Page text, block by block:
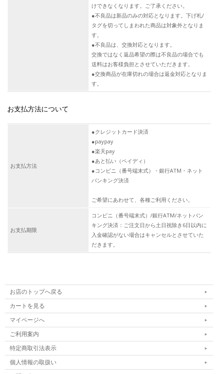
けできなくなります。ご了承ください。
●不良品は新品のみの対応となります。下げ札/
タグを切ってしまわれた商品は対象外となりま
す。
●不良品は、交換対応となります。
交換ではなく返品希望の際は不良品の場合でも
送料はお客様負担とさせていただきます。
●交換商品が在庫切れの場合は返金対応となりま
す。
お支払方法について
お支払方法
●クレジットカード決済
●paypay
●楽天pay
●あと払い（ペイディ）
●コンビニ（番号端末式）・銀行ATM・ネット
バンキング決済
ご希望にあわせて、各種ご利用ください。
お支払期限
コンビニ（番号端末式）/銀行ATM/ネットバン
キング決済：ご注文日から土日祝除き6日以内に
入金確認がない場合はキャンセルとさせていた
だきます。
お店のトップへ戻る
カートを見る
マイページへ
ご利用案内
特定商取引法表示
個人情報の取扱い